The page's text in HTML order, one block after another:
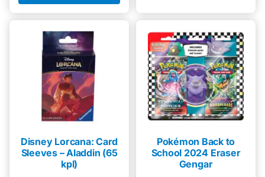
Disney Lorcana: Card
Sleeves – Aladdin (65
kpl)
Pokémon Back to
School 2024 Eraser
Gengar